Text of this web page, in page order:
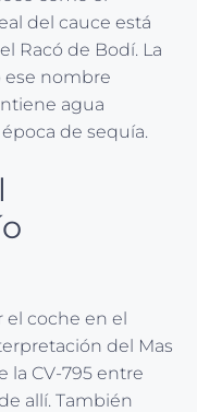
del cauce está
Racó de Bodí. La
ese nombre
agua
de sequía.
el coche en el
del Mas
la CV-795 entre
allí. También